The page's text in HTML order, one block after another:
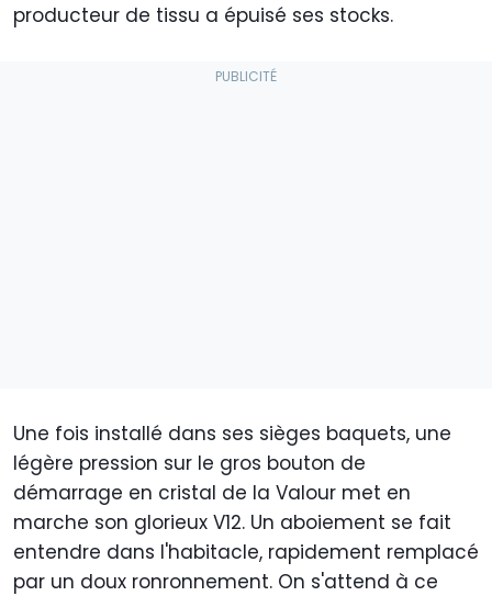
producteur de tissu a épuisé ses stocks.
Une fois installé dans ses sièges baquets, une
légère pression sur le gros bouton de
démarrage en cristal de la Valour met en
marche son glorieux V12. Un aboiement se fait
entendre dans l'habitacle, rapidement remplacé
par un doux ronronnement. On s'attend à ce